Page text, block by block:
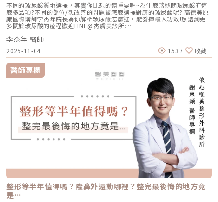
不同的玻尿酸質地選擇，其實你比想的還重要喔~為什麼瑞絲朗玻尿酸有這
麼多品項?不同的部位/想改善的問題該怎麼選擇對應的玻尿酸呢? 高德美原
廠國際講師李杰年院長為你解析玻尿酸怎麼選，能發揮最大功效!想諮詢更
多關於玻尿酸的療程歡迎LINE@杰膚美診所:
https://page.line.me/xhc2941b重點摘要：00:11 玻尿酸作用介紹00:47
玻尿酸分為三大類型02:09 迷思一、玻尿酸打哪裡都可以？02:36 迷思二、
打完下巴蘋果肌看起來怪怪的？03:30 迷思三、臉部鬆弛只能做拉皮嗎？
05:00 總結LINE官方帳號一對一咨詢👉https://reurl.cc/x3EQZN歡迎訂閱
我的頻道👉https://reurl.cc/nY51k8關注杰膚美診所FB👉
https://reurl.cc/XQljva杰膚美診所官網👉https://jfmskin.com/關注李杰
年醫師FB👉https://reurl.cc/Mzk0nm杰膚美診所地址：104台北市中山區
復興北路50號2樓電話：02-8772-6625
李杰年 醫師
2025-11-04 1537 收藏
醫師專欄
整形等半年值得嗎？隆鼻外還動哪裡？整完最後悔的地方竟
是…